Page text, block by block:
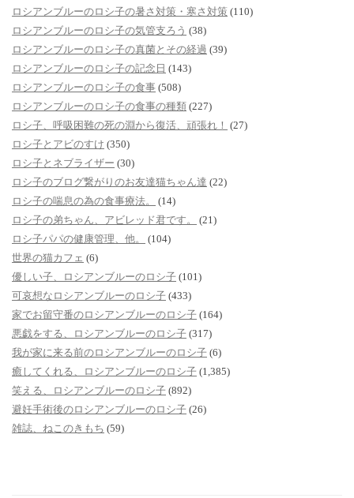
ロシアンブルーのロシ子の暑さ対策・寒さ対策 (110)
ロシアンブルーのロシ子の気管支ろう (38)
ロシアンブルーのロシ子の真菌とその経過 (39)
ロシアンブルーのロシ子の記念日 (143)
ロシアンブルーのロシ子の食事 (508)
ロシアンブルーのロシ子の食事の種類 (227)
ロシ子、呼吸困難の死の淵から復活、頑張れ！ (27)
ロシ子とアビのすけ (350)
ロシ子とネブライザー (30)
ロシ子のブログ繋がりのお友達猫ちゃん達 (22)
ロシ子の喘息の為の食事療法。
(14)
ロシ子の弟ちゃん、アビレッド君です。
(21)
ロシ子パパの健康管理、他。
(104)
世界の猫カフェ (6)
優しい子、ロシアンブルーのロシ子 (101)
可哀想なロシアンブルーのロシ子 (433)
家でお留守番のロシアンブルーのロシ子 (164)
悪戯をする、ロシアンブルーのロシ子 (317)
我が家に来る前のロシアンブルーのロシ子 (6)
癒してくれる、ロシアンブルーのロシ子 (1,385)
笑える、ロシアンブルーのロシ子 (892)
避妊手術後のロシアンブルーのロシ子 (26)
雑誌、ねこのきもち (59)